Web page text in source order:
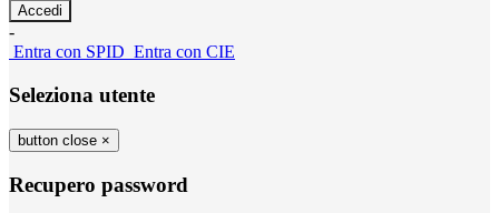
-
Entra con SPID Entra con CIE
Seleziona utente
button close ×
Recupero password